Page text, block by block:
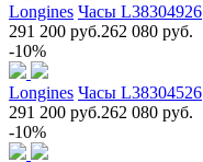
Longines Часы L38304926
291 200 руб.262 080 руб.
-10%
Longines Часы L38304526
291 200 руб.262 080 руб.
-10%